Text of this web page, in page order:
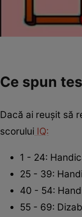
Ce spun
Dacă ai reușit să
scorului IQ:
1 - 24:
25 - 39:
40 - 54:
55 - 69: